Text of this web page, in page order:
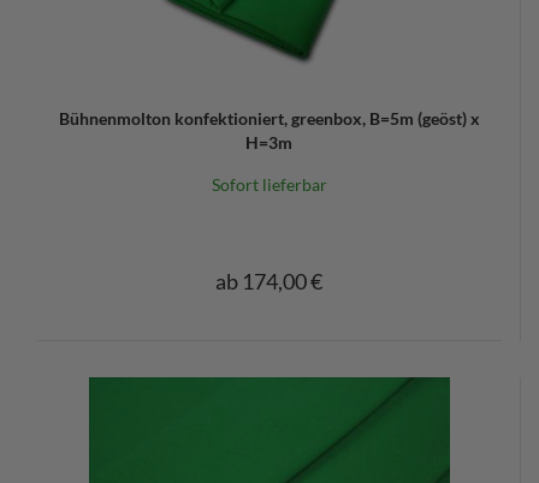
Bühnenmolton konfektioniert, greenbox, B=5m (geöst) x
H=3m
Sofort lieferbar
ab 174,00 €